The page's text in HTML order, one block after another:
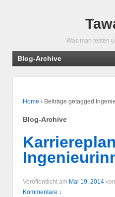
Was man testen
Blog-Archive
Home › Beiträge getagged
Blog-Archive
Veröffentlicht am Mai 19, 2014 von
Kommentare ↓